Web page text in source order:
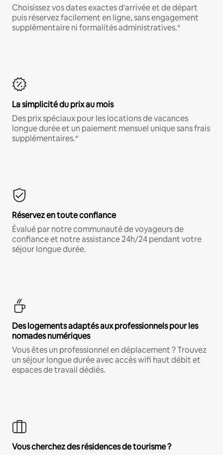
Choisissez vos dates exactes d'arrivée et de départ
puis réservez facilement en ligne, sans engagement
supplémentaire ni formalités administratives.*
La simplicité du prix au mois
Des prix spéciaux pour les locations de vacances
longue durée et un paiement mensuel unique sans frais
supplémentaires.*
Réservez en toute confiance
Évalué par notre communauté de voyageurs de
confiance et notre assistance 24h/24 pendant votre
séjour longue durée.
Des logements adaptés aux professionnels pour les
nomades numériques
Vous êtes un professionnel en déplacement ? Trouvez
un séjour longue durée avec accès wifi haut débit et
espaces de travail dédiés.
Vous cherchez des résidences de tourisme ?